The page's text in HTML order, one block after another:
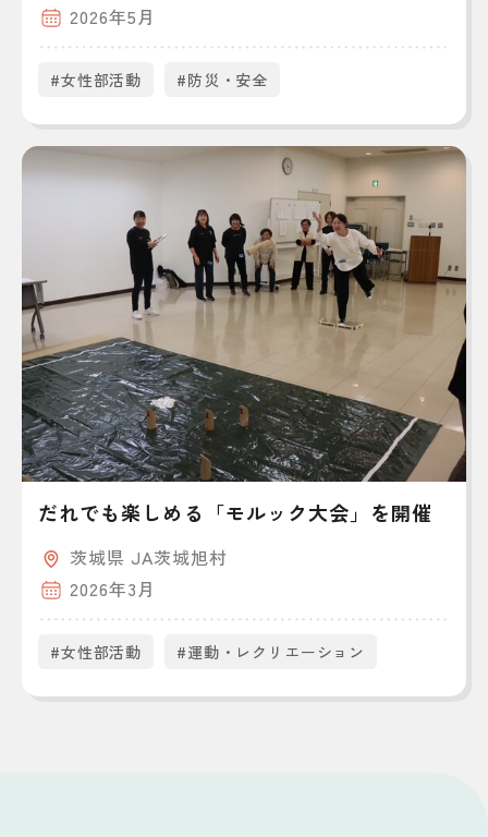
2026年5月
#女性部活動 #防災・安全
だれでも楽しめる「モルック大会」を開催
茨城県 JA茨城旭村
2026年3月
#女性部活動 #運動・レクリエーション